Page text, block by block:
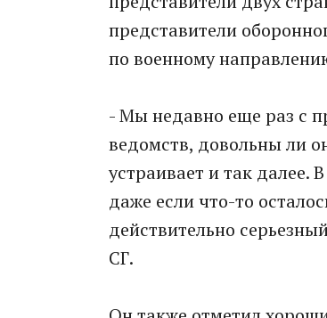
представители
по военному
- Мы недавно еще раз с
ведомств, довольны ли
устраивает и так
даже если что-то
действительно
СГ.